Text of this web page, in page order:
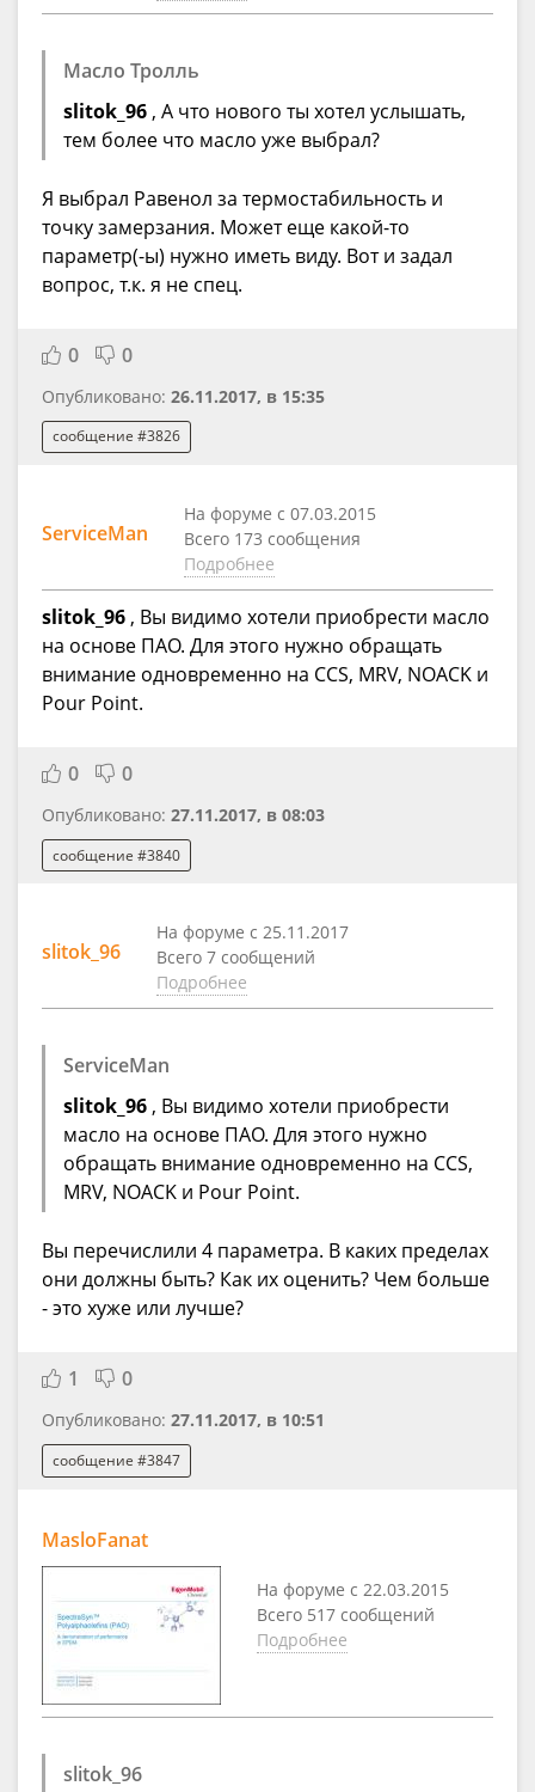
Масло Тролль
slitok_96 , А что нового ты хотел услышать,
тем более что масло уже выбрал?
Я выбрал Равенол за термостабильность и
точку замерзания. Может еще какой-то
параметр(-ы) нужно иметь виду. Вот и задал
вопрос, т.к. я не спец.
0 0
Опубликовано: 26.11.2017, в 15:35
сообщение #3826
ServiceMan
На форуме с 07.03.2015
Всего 173 сообщения
Подробнее
slitok_96 , Вы видимо хотели приобрести масло
на основе ПАО. Для этого нужно обращать
внимание одновременно на CCS, MRV, NOACK и
Pour Point.
0 0
Опубликовано: 27.11.2017, в 08:03
сообщение #3840
slitok_96
На форуме с 25.11.2017
Всего 7 сообщений
Подробнее
ServiceMan
slitok_96 , Вы видимо хотели приобрести
масло на основе ПАО. Для этого нужно
обращать внимание одновременно на CCS,
MRV, NOACK и Pour Point.
Вы перечислили 4 параметра. В каких пределах
они должны быть? Как их оценить? Чем больше
- это хуже или лучше?
1 0
Опубликовано: 27.11.2017, в 10:51
сообщение #3847
MasloFanat
На форуме с 22.03.2015
Всего 517 сообщений
Подробнее
slitok_96